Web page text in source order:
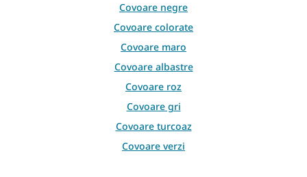
t
ă
i
l
r
Covoare negre
Covoare colorate
Covoare maro
Covoare albastre
Covoare roz
Covoare gri
Covoare turcoaz
Covoare verzi